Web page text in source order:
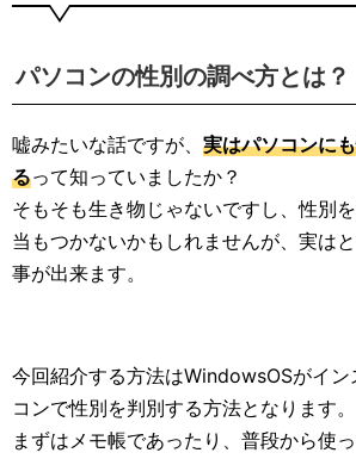
パソコンの性別の調べ方とは？
嘘みたいな話ですが、 実はパソコンに
るって知っていましたか？
そもそも生き物じゃないですし、性別
当もつかないかもしれませんが、実は
事が出来ます。
今回紹介する方法はWindowsOSがイン
コンで性別を判別する方法となります。
まずはメモ帳であったり、普段から使